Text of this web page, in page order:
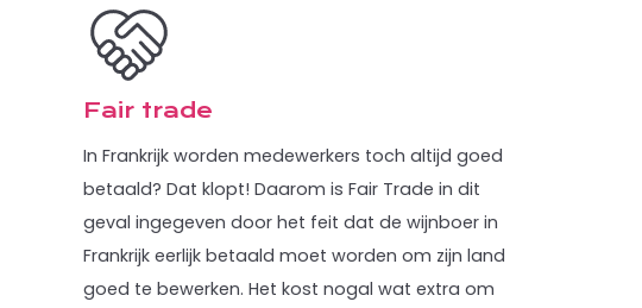
Fair trade
In Frankrijk worden medewerkers toch altijd goed
betaald? Dat klopt! Daarom is Fair Trade in dit
geval ingegeven door het feit dat de wijnboer in
Frankrijk eerlijk betaald moet worden om zijn land
goed te bewerken. Het kost nogal wat extra om